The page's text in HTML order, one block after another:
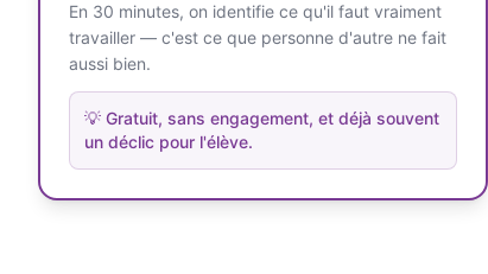
En 30 minutes, on identifie ce qu'il faut vraiment
travailler — c'est ce que personne d'autre ne fait
aussi bien.
💡 Gratuit, sans engagement, et déjà souvent
un déclic pour l'élève.